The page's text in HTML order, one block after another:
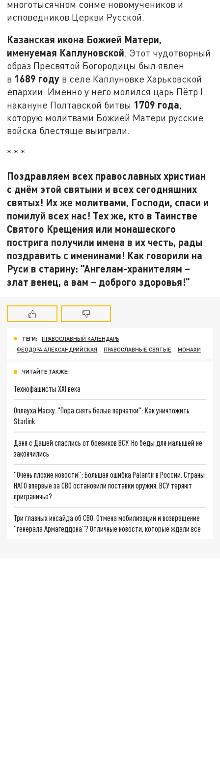
многотысячном сонме новомучеников и
исповедников Церкви Русской.
Казанская икона Божией Матери,
именуемая Каплуновской. Этот чудотворный
образ Пресвятой Богородицы был явлен
в 1689 году в селе Каплуновке Харьковской
епархии. Именно у него молился царь Пётр I
накануне Полтавской битвы 1709 года,
которую молитвами Божией Матери русские
войска блестяще выиграли.
* * *
Поздравляем всех православных христиан
с днём этой святыни и всех сегодняшних
святых! Их же молитвами, Господи, спаси и
помилуй всех нас! Тех же, кто в Таинстве
Святого Крещения или монашеского
пострига получили имена в их честь, рады
поздравить с именинами! Как говорили на
Руси в старину: "Ангелам-хранителям –
злат венец, а вам – доброго здоровья!"
ТЕГИ:
ПРАВОСЛАВНЫЙ КАЛЕНДАРЬ
ФЕОДОРА АЛЕКСАНДРИЙСКАЯ
ПРАВОСЛАВНЫЕ СВЯТЫЕ МОНАХИ
ЧИТАЙТЕ ТАКЖЕ:
Технофашисты XXI века
Оплеуха Маску. "Пора снять белые перчатки": Как уничтожить
Starlink
Даня с Дашей спаслись от боевиков ВСУ. Но беды для малышей не
закончились
"Очень плохие новости": Большая ошибка Palantir в России. Страны
НАТО впервые за СВО остановили поставки оружия. ВСУ теряют
приграничье?
Три главных инсайда об СВО. Отмена мобилизации и возвращение
"генерала Армагеддона"? Отличные новости, которые ждали все